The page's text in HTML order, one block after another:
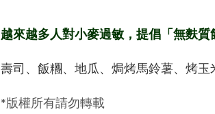
越來越多人對小麥過敏，提倡「無麩質
壽司、飯糰、地瓜、焗烤馬鈴薯、烤玉
*版權所有請勿轉載